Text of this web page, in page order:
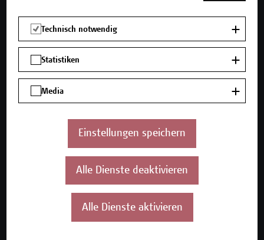
Unser Angebot
Seminare und Zertifikatsprogramme
Inhouse-Weiterbildung
Referenzen und Partner*innen
Technisch notwendig
Statistiken
Media
Einstellungen speichern
Alle Dienste deaktivieren
Alle Dienste aktivieren